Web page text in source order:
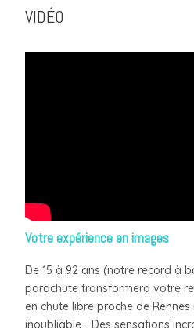
VIDÉO
Votre expérience en images
De 15 à 92 ans (notre record à
parachute transformera votre
en chute libre proche de
inoubliable… Des sensations